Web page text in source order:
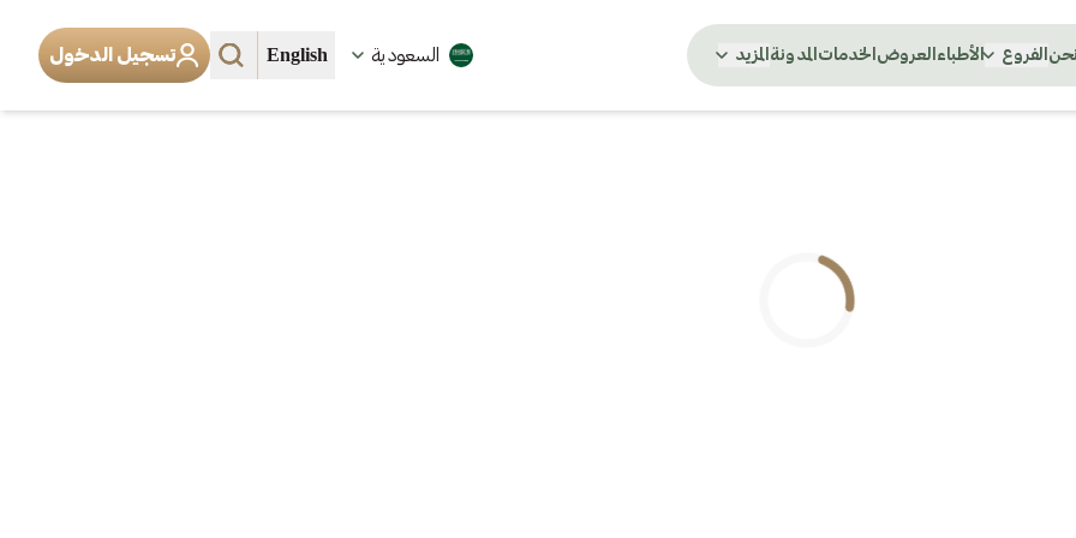
الفروع الأطباء العروض الخدمات المدونة المزيد السعودية English تسجيل الدخول